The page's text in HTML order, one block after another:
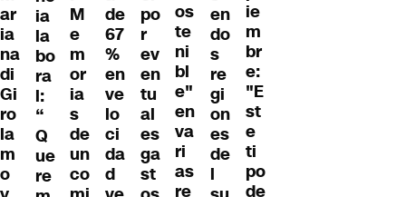
ar
ia
na
di
Gi
ro
la
m
o
ia
la
bo
ra
l:
“
Q
ue
re
M
e
m
or
ia
s
de
un
co
de
67
%
en
ve
lo
ci
da
d
po
r
ev
en
tu
al
es
ga
st
os
te
ni
bl
e"
en
va
ri
as
re
en
do
s
re
gi
on
es
de
l
ie
m
br
e:
"E
st
e
ti
po
de